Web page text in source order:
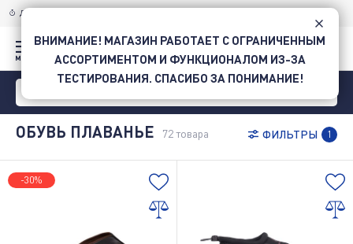
ДОСТАВКА ПО УКРАИНЕ
ОБУВЬ ПЛАВАНЬЕ 72товара ФИЛЬТРЫ 1
-30%
ВНИМАНИЕ! МАГАЗИН РАБОТАЕТ С ОГРАНИЧЕННЫМ
АССОРТИМЕНТОМ И ФУНКЦИОНАЛОМ ИЗ-ЗА
ТЕСТИРОВАНИЯ. СПАСИБО ЗА ПОНИМАНИЕ!